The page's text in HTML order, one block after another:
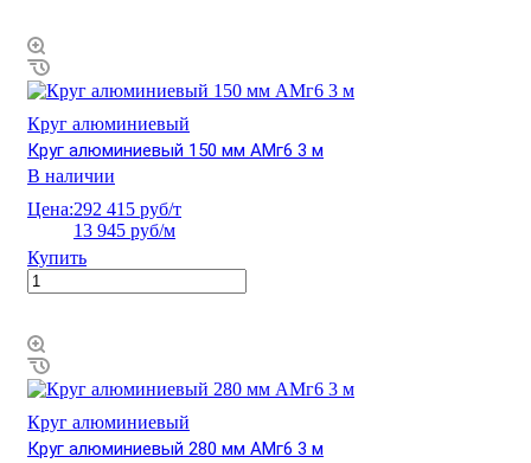
Круг алюминиевый
Круг алюминиевый 150 мм АМг6 3 м
В наличии
Цена:292 415 руб/т
13 945 руб/м
Купить
Круг алюминиевый
Круг алюминиевый 280 мм АМг6 3 м